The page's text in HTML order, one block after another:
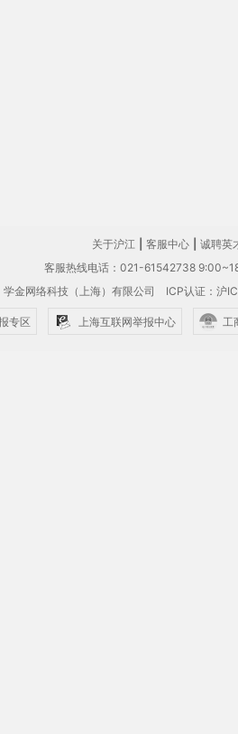
关于沪江 客服中心
诚聘英
客服热线电话：021-61542738
学金网络科技（上海）有限公司 ICP认证：沪
专区 上海互联网举报中心 工